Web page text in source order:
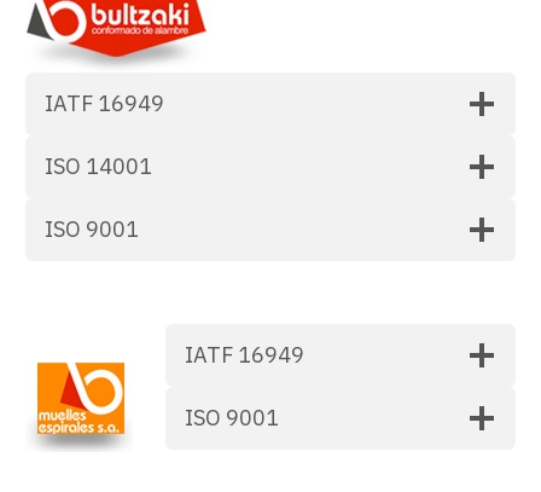
IATF 16949
ISO 14001
ISO 9001
IATF 16949
ISO 9001